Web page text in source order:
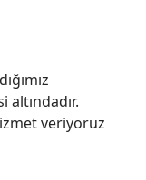
veriyoruz